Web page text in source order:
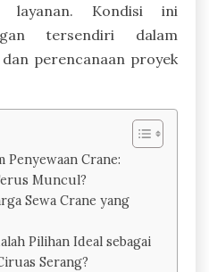
Kondisi ini
tersendiri dalam
perencanaan proyek
Penyewaan Crane:
Muncul?
Sewa Crane yang
Pilihan Ideal sebagai
Serang?